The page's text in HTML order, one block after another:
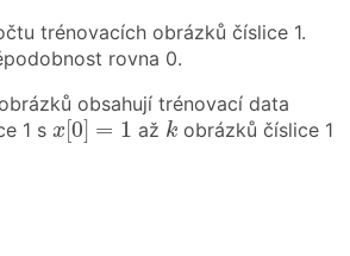
trénovacích obrázků číslice 1.
rovna 0.
obsahují trénovací data
1 s x[0] = 1
x[0]=1 až k
kobrázků číslice 1